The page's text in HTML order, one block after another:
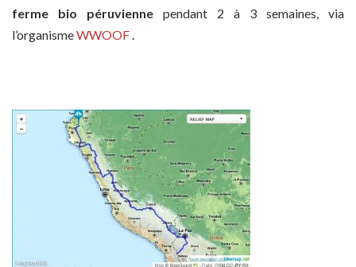
ferme bio péruvienne pendant 2 à 3 semaines, via
l’organismeWWOOF